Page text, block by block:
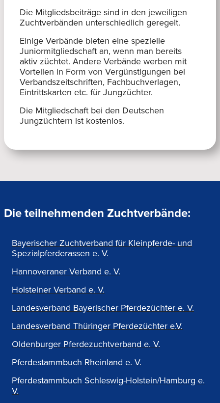
Die Mitgliedsbeiträge sind in den jeweiligen
Zuchtverbänden unterschiedlich geregelt.
Einige Verbände bieten eine spezielle
Juniormitgliedschaft an, wenn man bereits
aktiv züchtet. Andere Verbände werben mit
Vorteilen in Form von Vergünstigungen bei
Verbandszeitschriften, Fachbuchverlagen,
Eintrittskarten etc. für Jungzüchter.
Die Mitgliedschaft bei den Deutschen
Jungzüchtern ist kostenlos.
Die teilnehmenden Zuchtverbände:
Bayerischer Zuchtverband für Kleinpferde- und
Spezialpferderassen e. V.
Hannoveraner Verband e. V.
Holsteiner Verband e. V.
Landesverband Bayerischer Pferdezüchter e. V.
Landesverband Thüringer Pferdezüchter e.V.
Oldenburger Pferdezuchtverband e. V.
Pferdestammbuch Rheinland e. V.
Pferdestammbuch Schleswig-Holstein/Hamburg e.
V.